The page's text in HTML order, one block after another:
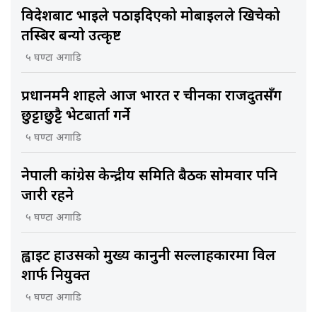
विदेशबाट भाइले पठाइदिएको मोबाइलले खिचेको
तस्बिर बन्यो उत्कृष्ट
५ घण्टा अगाडि
प्रधानमन्त्री शाहले आज भारत र चीनका राजदुतसँग
छुट्टाछुट्टै भेटबार्ता गर्ने
५ घण्टा अगाडि
नेपाली कांग्रेस केन्द्रीय समिति बैठक साेमवार पनि
जारी रहने
५ घण्टा अगाडि
ह्वाइट हाउसको मुख्य कानुनी सल्लाहकारमा विल
शार्फ नियुक्त
५ घण्टा अगाडि